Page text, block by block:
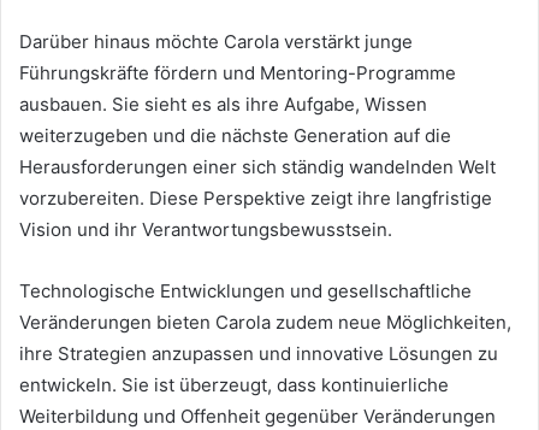
Darüber hinaus möchte Carola verstärkt junge
Führungskräfte fördern und Mentoring-Programme
ausbauen. Sie sieht es als ihre Aufgabe, Wissen
weiterzugeben und die nächste Generation auf die
Herausforderungen einer sich ständig wandelnden Welt
vorzubereiten. Diese Perspektive zeigt ihre langfristige
Vision und ihr Verantwortungsbewusstsein.
Technologische Entwicklungen und gesellschaftliche
Veränderungen bieten Carola zudem neue Möglichkeiten,
ihre Strategien anzupassen und innovative Lösungen zu
entwickeln. Sie ist überzeugt, dass kontinuierliche
Weiterbildung und Offenheit gegenüber Veränderungen